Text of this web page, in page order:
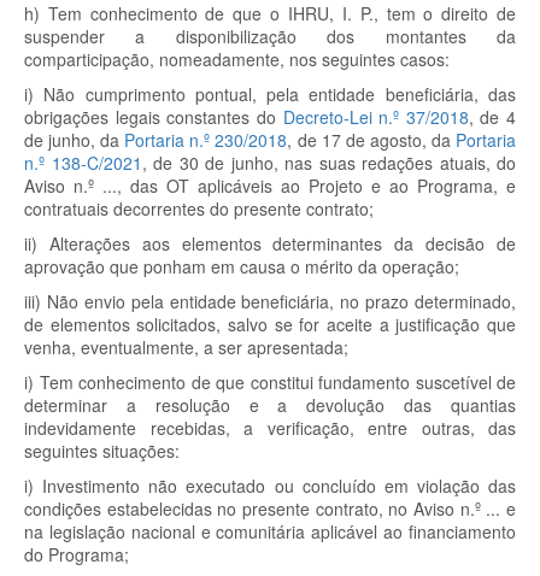
h) Tem conhecimento de que o IHRU, I. P., tem o direito de
suspender a disponibilização dos montantes da
comparticipação, nomeadamente, nos seguintes casos:
i) Não cumprimento pontual, pela entidade beneficiária, das
obrigações legais constantes do Decreto-Lei n.º 37/2018, de 4
de junho, da Portaria n.º 230/2018, de 17 de agosto, da Portaria
n.º 138-C/2021 , de 30 de junho, nas suas redações atuais, do
Aviso n.º ..., das OT aplicáveis ao Projeto e ao Programa, e
contratuais decorrentes do presente contrato;
ii) Alterações aos elementos determinantes da decisão de
aprovação que ponham em causa o mérito da operação;
iii) Não envio pela entidade beneficiária, no prazo determinado,
de elementos solicitados, salvo se for aceite a justificação que
venha, eventualmente, a ser apresentada;
i) Tem conhecimento de que constitui fundamento suscetível de
determinar a resolução e a devolução das quantias
indevidamente recebidas, a verificação, entre outras, das
seguintes situações:
i) Investimento não executado ou concluído em violação das
condições estabelecidas no presente contrato, no Aviso n.º ... e
na legislação nacional e comunitária aplicável ao financiamento
do Programa;